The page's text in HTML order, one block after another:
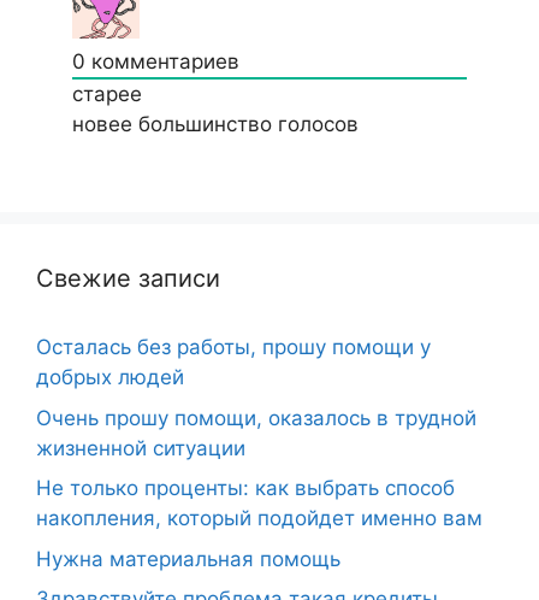
0 комментариев
старее
новее большинство голосов
Свежие записи
Осталась без работы, прошу помощи у
добрых людей
Очень прошу помощи, оказалось в трудной
жизненной ситуации
Не только проценты: как выбрать способ
накопления, который подойдет именно вам
Нужна материальная помощь